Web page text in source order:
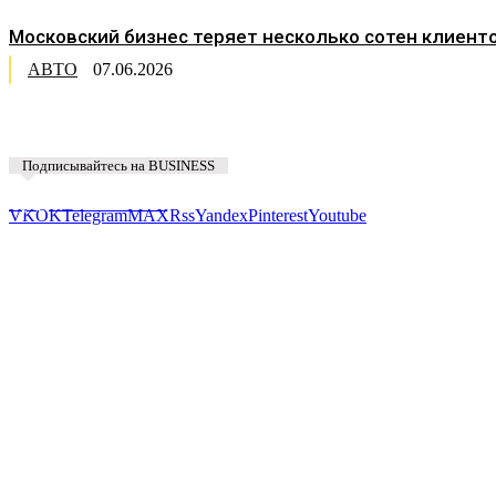
Московский бизнес теряет несколько сотен
АВТО 07.06.2026
Подписывайтесь на BUSINESS
VKOKTelegramMAXRssYandexPinterestYoutube